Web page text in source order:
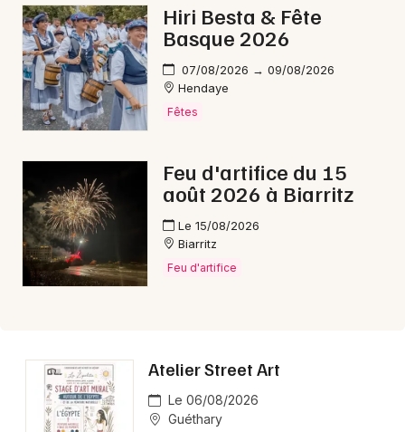
Hiri Besta & Fête
Basque 2026
07/08/2026 → 09/08/2026
Hendaye
Fêtes
Feu d'artifice du 15
août 2026 à Biarritz
Le 15/08/2026
Biarritz
Feu d'artifice
Atelier Street Art
Le 06/08/2026
Guéthary